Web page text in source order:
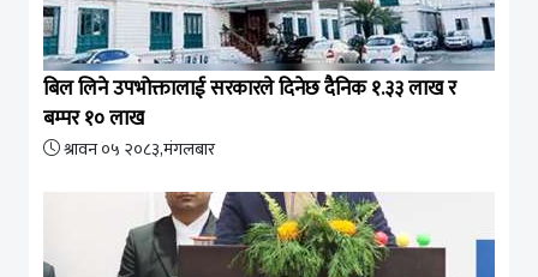
बिल लिने उपभोक्तालाई सरकारले दिनेछ दैनिक १.३३ लाख र
बम्पर १० लाख
श्रावन ०५ २०८३,मंगलबार